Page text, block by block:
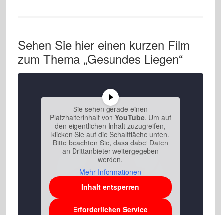
Sehen Sie hier einen kurzen Film
zum Thema „Gesundes Liegen“
Sie sehen gerade einen
Platzhalterinhalt von YouTube. Um auf
den eigentlichen Inhalt zuzugreifen,
klicken Sie auf die Schaltfläche unten.
Bitte beachten Sie, dass dabei Daten
an Drittanbieter weitergegeben
werden.
Mehr Informationen
Inhalt entsperren
Erforderlichen Service